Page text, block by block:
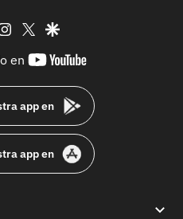
instagram
twittergoogle
en
youtube-
app en
app en